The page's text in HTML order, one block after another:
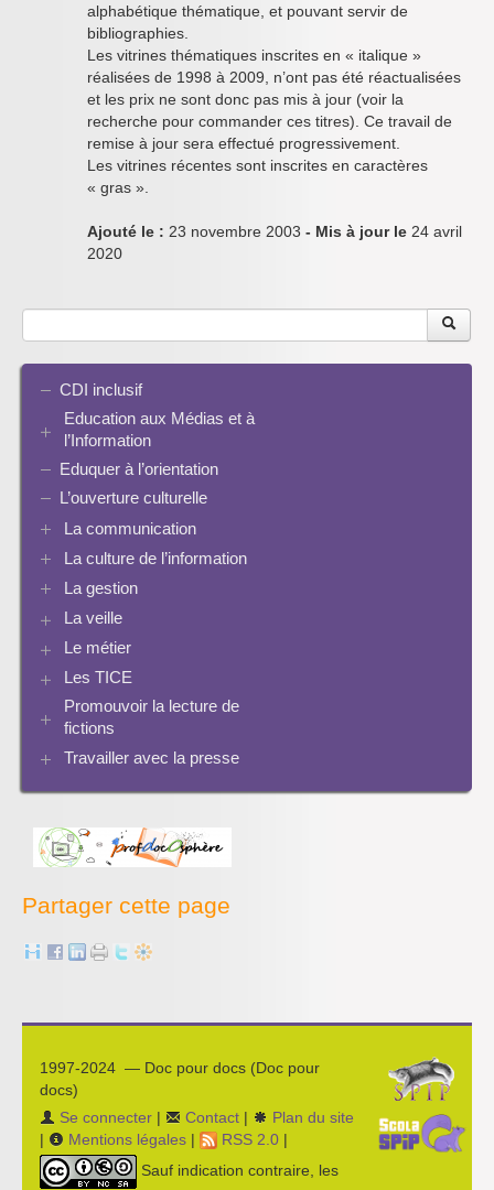
alphabétique thématique, et pouvant servir de
bibliographies.
Les vitrines thématiques inscrites en « italique »
réalisées de 1998 à 2009, n’ont pas été réactualisées
et les prix ne sont donc pas mis à jour (voir la
recherche pour commander ces titres). Ce travail de
remise à jour sera effectué progressivement.
Les vitrines récentes sont inscrites en caractères
« gras ».
Ajouté le : 23 novembre 2003 - Mis à jour le 24 avril
2020
CDI inclusif
Education aux Médias et à
l’Information
EMI et translittératie
La culture de la participation
Identité / Présence numérique / Traces
Informatique, algorithmes et réalité augmentée
Enseigner Google
Ressources pour penser une didactique
Eduquer à l’orientation
L’ouverture culturelle
La communication
Plaquettes de communication
Présence numérique du CDI
La culture de l’information
Ressources pour penser une didactique
La recherche documentaire
Progression info-documentaire
Evaluation de l’information et bibliographie
Séquences à télécharger
La gestion
Les logiciels documentaires
Bcdi esidoc
La veille
Netvibes
Scoop.it
Le métier
Perspective historique
Pratiques
Les TICE
Archives Audiovisuel et Tice
Promouvoir la lecture de
fictions
Bibliographies
Travailler avec la presse
Enseigner la presse écrite
L’économie des médias
Partager cette page
1997-2024 — Doc pour docs (Doc pour
docs)
Se connecter | Contact |
Plan du site
|
Mentions légales | RSS 2.0 |
Sauf indication contraire, les